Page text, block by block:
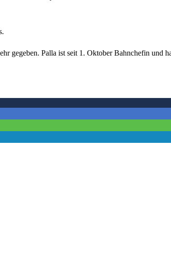
gegeben. Palla ist seit 1. Oktober Bahnchefin und